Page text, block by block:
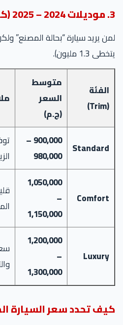
3. موديلات 2024 – 2025 (كسر الزيرو)
لمن يريد سيارة “بحالة المصنع”
يتخطى 1.3 مليون).
الفئة
(Trim)
متوسط
السعر
(ج.م)
Standard
900,000 –
980,000
Comfort
1,050,000
–
1,150,000
Luxury
1,200,000
–
1,300,000
كيف تحدد سعر السيارة